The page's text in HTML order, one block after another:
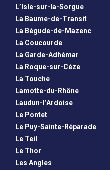
L’Isle-sur-la-Sorgue
La Baume-de-Transit
La Bégude-de-Mazenc
La Coucourde
La Garde-Adhémar
La Roque-sur-Cèze
La Touche
Lamotte-du-Rhône
Laudun-l’Ardoise
Le Pontet
Le Puy-Sainte-Réparade
Le Teil
Le Thor
Les Angles